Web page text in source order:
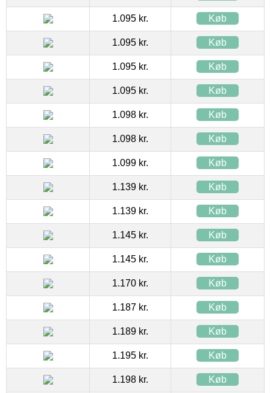
1.095 kr. Køb
1.095 kr. Køb
1.095 kr. Køb
1.095 kr. Køb
1.098 kr. Køb
1.098 kr. Køb
1.099 kr. Køb
1.139 kr. Køb
1.139 kr. Køb
1.145 kr. Køb
1.145 kr. Køb
1.170 kr. Køb
1.187 kr. Køb
1.189 kr. Køb
1.195 kr. Køb
1.198 kr. Køb